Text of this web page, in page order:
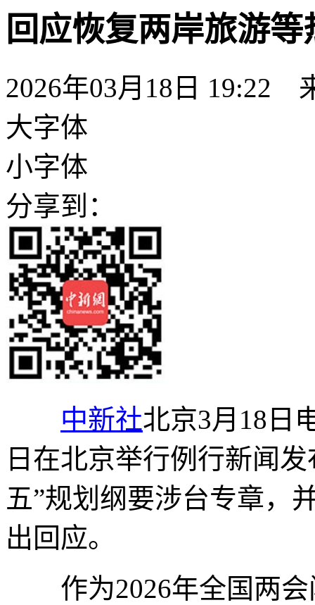
回应恢复两岸旅游等
2026年03月18日 19:22
大字体
小字体
分享到：
中新社北京3月18日
日在北京举行例行新闻
五”规划纲要涉台专章，
出回应。
作为2026年全国两会